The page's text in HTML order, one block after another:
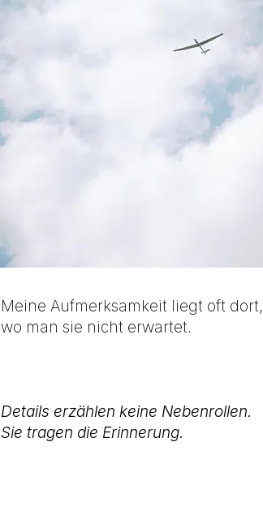
Meine Aufmerksamkeit liegt oft dort,
wo man sie nicht erwartet.
Details erzählen keine Nebenrollen.
Sie tragen die Erinnerung.